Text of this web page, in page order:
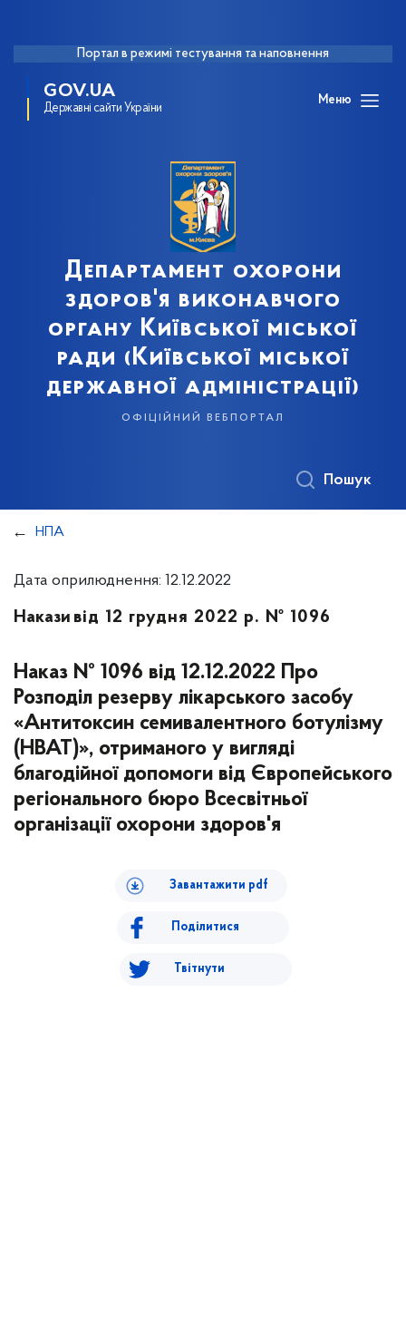
Портал в режимі тестування та наповнення
GOV.UA
Державні сайти України
Меню
Департамент охорони
здоров'я виконавчого
органу Київської міської
ради (Київської міської
державної адміністрації)
офіційний вебпортал
Пошук
НПА
Дата оприлюднення: 12.12.2022
Накази від 12 грудня 2022 р. № 1096
Наказ № 1096 від 12.12.2022 Про
Розподіл резерву лікарського засобу
«Антитоксин семивалентного ботулізму
(НВАТ)», отриманого у вигляді
благодійної допомоги від Європейського
регіонального бюро Всесвітньої
організації охорони здоров'я
Завантажити pdf
Поділитися
Твітнути